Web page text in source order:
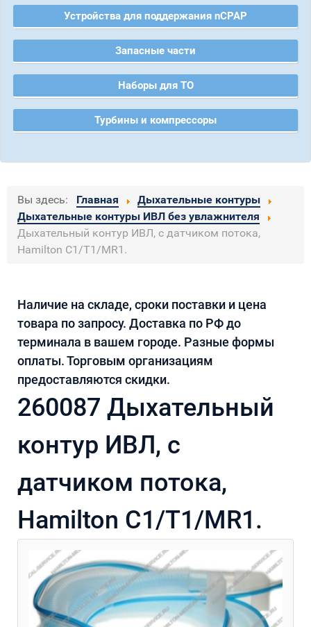
Устройства для поддержания nCPAP
Запасные части
Наборы для ТО
Турбины и компрессоры
Вы здесь: Главная
Дыхательные контуры
Дыхательные контуры ИВЛ без увлажнителя
Дыхательный контур ИВЛ, с датчиком потока,
Hamilton C1/T1/MR1.
Наличие на складе, сроки поставки и цена
товара по запросу. Доставка по РФ до
терминала в вашем городе. Разные формы
оплаты. Торговым организациям
предоставляются скидки.
260087 Дыхательный
контур ИВЛ, с
датчиком потока,
Hamilton C1/T1/MR1.